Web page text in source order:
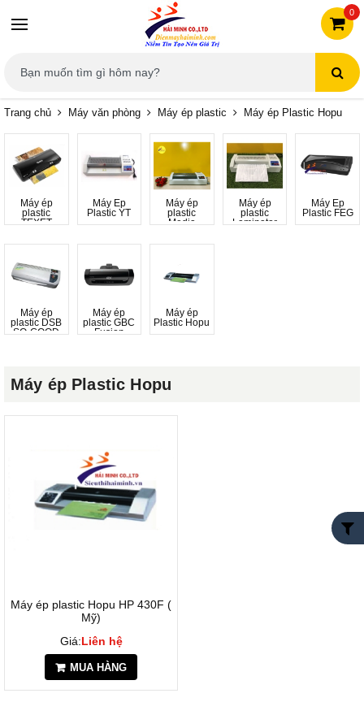
0
Trang chủ Máy văn phòng Máy ép plastic Máy ép Plastic Hopu
Máy ép
plastic
TEXET
Máy Ép
Plastic YT
Máy ép
plastic
Media
Máy ép
plastic
Laminator
Máy Ép
Plastic FEG
Máy ép
plastic DSB
SO-GOOD
Máy ép
plastic GBC
Fusion
Máy ép
Plastic Hopu
Máy ép Plastic Hopu
Máy ép plastic Hopu HP 430F (
Mỹ)
Giá:Liên hệ
MUA HÀNG